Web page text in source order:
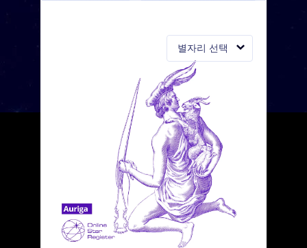
별자리 선택